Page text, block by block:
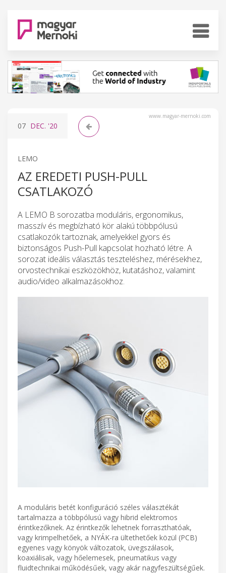
www.magyar-mernoki.com
07 DEC. '20
LEMO
AZ EREDETI PUSH-PULL
CSATLAKOZÓ
A LEMO B sorozatba moduláris, ergonomikus,
masszív és megbízható kör alakú többpólusú
csatlakozók tartoznak, amelyekkel gyors és
biztonságos Push-Pull kapcsolat hozható létre. A
sorozat ideális választás teszteléshez, mérésekhez,
orvostechnikai eszközökhöz, kutatáshoz, valamint
audio/video alkalmazásokhoz.
A moduláris betét konfiguráció széles választékát
tartalmazza a többpólusú vagy hibrid elektromos
érintkezőknek. Az érintkezők lehetnek forraszthatóak,
vagy krimpelhetőek, a NYÁK-ra ültethetőek közül (PCB)
egyenes vagy könyök változatok, üvegszálasok,
koaxiálisak, vagy hőelemesek, pneumatikus vagy
fluidtechnikai működésűek, vagy akár nagyfeszültségűek.